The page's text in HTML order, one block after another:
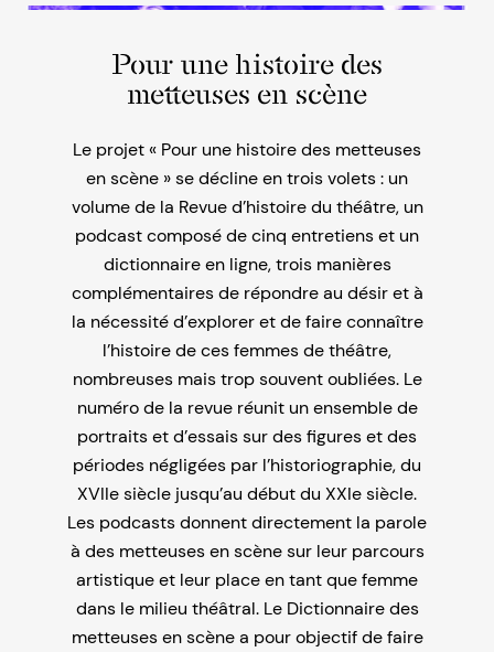
Pour une histoire des
metteuses en scène
Le projet « Pour une histoire des metteuses
en scène » se décline en trois volets : un
volume de la Revue d’histoire du théâtre, un
podcast composé de cinq entretiens et un
dictionnaire en ligne, trois manières
complémentaires de répondre au désir et à
la nécessité d’explorer et de faire connaître
l’histoire de ces femmes de théâtre,
nombreuses mais trop souvent oubliées. Le
numéro de la revue réunit un ensemble de
portraits et d’essais sur des figures et des
périodes négligées par l’historiographie, du
XVIIe siècle jusqu’au début du XXIe siècle.
Les podcasts donnent directement la parole
à des metteuses en scène sur leur parcours
artistique et leur place en tant que femme
dans le milieu théâtral. Le Dictionnaire des
metteuses en scène a pour objectif de faire